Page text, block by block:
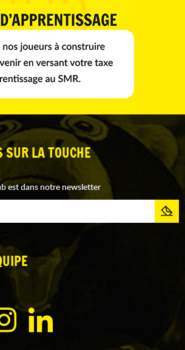
SUR LA TOUCHE
est dans notre newsletter